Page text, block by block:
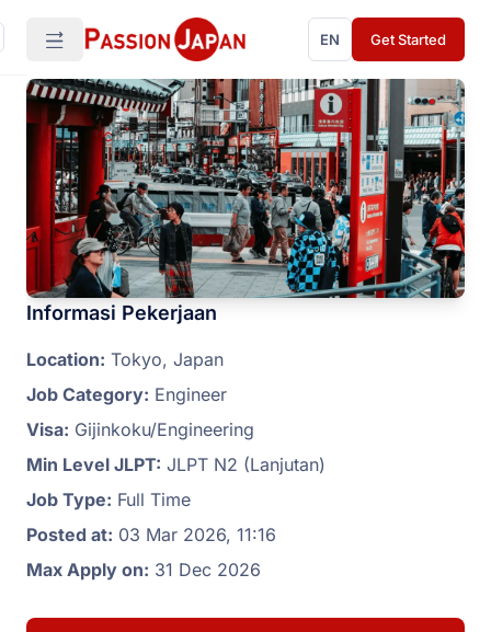
EN Get Started
Informasi Pekerjaan
Location: Tokyo, Japan
Job Category: Engineer
Visa: Gijinkoku/Engineering
Min Level JLPT: JLPT N2 (Lanjutan)
Job Type: Full Time
Posted at: 03 Mar 2026, 11:16
Max Apply on: 31 Dec 2026